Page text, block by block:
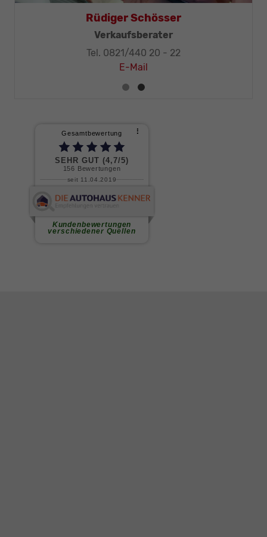
Rüdiger Schösser
Verkaufsberater
Tel. 0821/440 20 - 22
E-Mail